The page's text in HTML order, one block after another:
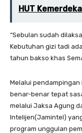
HUT
“Sebulan sudah
Kebutuhan gizi tadi
tahun bakso khas
Melalui pendampingan
benar-benar tepat
melalui Jaksa Agung
Intelijen(Jamintel)
program unggulan